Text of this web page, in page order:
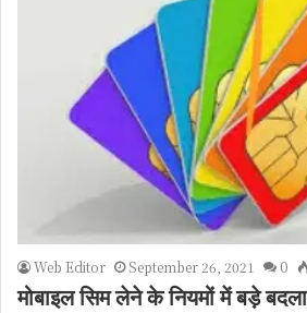
Web Editor September 26, 2021 0
मोबाइल सिम लेने के नियमों में बड़े